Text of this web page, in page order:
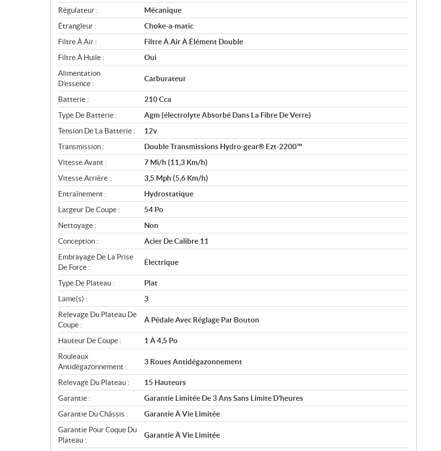
Régulateur :
Mécanique
Étrangleur :
Choke-a-matic
Filtre À Air :
Filtre À Air À Élément Double
Filtre À Huile :
Oui
Alimentation
D’essence :
Carburateur
Batterie :
210 Cca
Type De Batterie :
Agm (électrolyte Absorbé Dans La Fibre De Verre)
Tension De La Batterie :
12v
Transmission :
Double Transmissions Hydro-gear® Ezt-2200™
Vitesse Avant :
7 Mi/h (11,3 Km/h)
Vitesse Arrière :
3,5 Mph (5,6 Km/h)
Entraînement :
Hydrostatique
Largeur De Coupe :
54 Po
Nettoyage :
Non
Conception :
Acier De Calibre 11
Embrayage De La Prise
De Force :
Électrique
Type De Plateau :
Plat
Lame(s) :
3
Relevage Du Plateau De
Coupe :
À Pédale Avec Réglage Par Bouton
Hauteur De Coupe :
1 À 4,5 Po
Rouleaux
Antidégazonnement :
3 Roues Antidégazonnement
Relevage Du Plateau :
15 Hauteurs
Garantie :
Garantie Limitée De 3 Ans Sans Limite D’heures
Garantie Du Châssis :
Garantie À Vie Limitée
Garantie Pour Coque Du
Plateau :
Garantie À Vie Limitée